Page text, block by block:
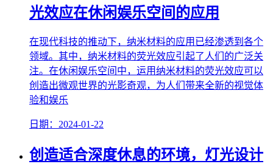
光效应在休闲娱乐空间的应用
在现代科技的推动下，纳米材料的应用已经渗透到各个
领域。其中，纳米材料的荧光效应引起了人们的广泛关
注。在休闲娱乐空间中，运用纳米材料的荧光效应可以
创造出微观世界的光影奇观，为人们带来全新的视觉体
验和娱乐
日期：2024-01-22
创造适合深度休息的环境，灯光设计